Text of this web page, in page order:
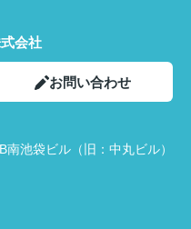
会社
お問い合わせ
池袋ビル（旧：中丸ビル）